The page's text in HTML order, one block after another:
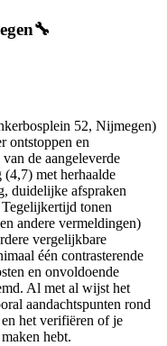
52, Nijmegen)
ontstoppen en
de aangeleverde
(4,7) met herhaalde
duidelijke afspraken
tonen
andere vermeldingen)
vergelijkbare
één contrasterende
en onvoldoende
Al met al wijst het
aandachtspunten rond
het verifiëren of je
hebt.